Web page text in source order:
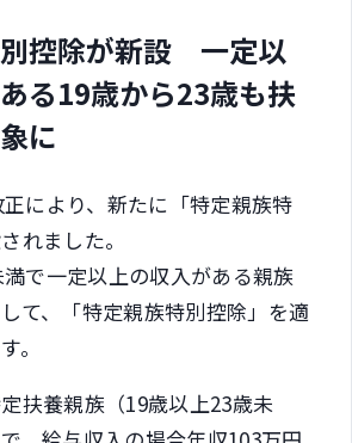
控除が新設 一定以
る19歳から23歳も扶
に
により、新たに「特定親族特
れました。
で一定以上の収入がある親族
て、「特定親族特別控除」を適
。
扶養親族（19歳以上23歳未